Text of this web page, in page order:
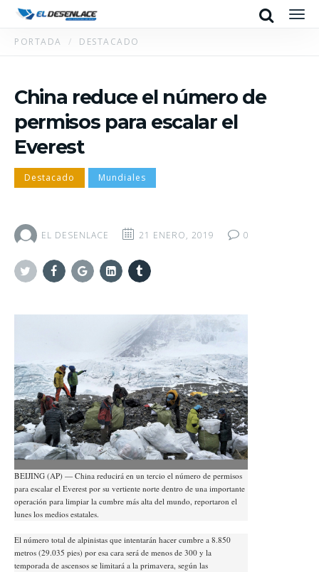
Search
PORTADA DESTACADO
China reduce el número de
permisos para escalar el
Everest
Destacado Mundiales
EL DESENLACE 21 ENERO, 2019 0
BEIJING (AP) — China reducirá en un tercio el número de permisos
para escalar el Everest por su vertiente norte dentro de una importante
operación para limpiar la cumbre más alta del mundo, reportaron el
lunes los medios estatales.
El número total de alpinistas que intentarán hacer cumbre a 8.850
metros (29.035 pies) por esa cara será de menos de 300 y la
temporada de ascensos se limitará a la primavera, según las